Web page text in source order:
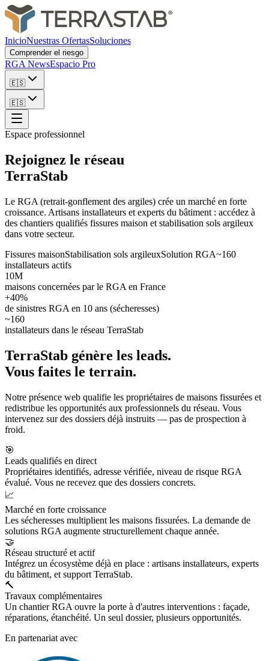
InicioNuestras OfertasSoluciones
Comprender el riesgo
RGA NewsEspacio Pro
🇪🇸
🇪🇸
Espace professionnel
Rejoignez le réseau
TerraStab
Le RGA (retrait-gonflement des argiles) crée un marché en forte
croissance. Artisans installateurs et experts du bâtiment : accédez à
des chantiers qualifiés fissures maison et stabilisation sols argileux
dans votre secteur.
Fissures maisonStabilisation sols argileuxSolution RGA~160
installateurs actifs
10M
maisons concernées par le RGA en France
+40%
de sinistres RGA en 10 ans (sécheresses)
~160
installateurs dans le réseau TerraStab
TerraStab génère les leads.
Vous faites le terrain.
Notre présence web qualifie les propriétaires de maisons fissurées et
redistribue les opportunités aux professionnels du réseau. Vous
intervenez sur des dossiers déjà instruits — pas de prospection à
froid.
🎯
Leads qualifiés en direct
Propriétaires identifiés, adresse vérifiée, niveau de risque RGA
évalué. Vous ne recevez que des dossiers concrets.
📈
Marché en forte croissance
Les sécheresses multiplient les maisons fissurées. La demande de
solutions RGA augmente structurellement chaque année.
🤝
Réseau structuré et actif
Intégrez un écosystème déjà en place : artisans installateurs, experts
du bâtiment, et support TerraStab.
🔨
Travaux complémentaires
Un chantier RGA ouvre la porte à d'autres interventions : façade,
réparations, étanchéité. Un seul dossier, plusieurs opportunités.
En partenariat avec